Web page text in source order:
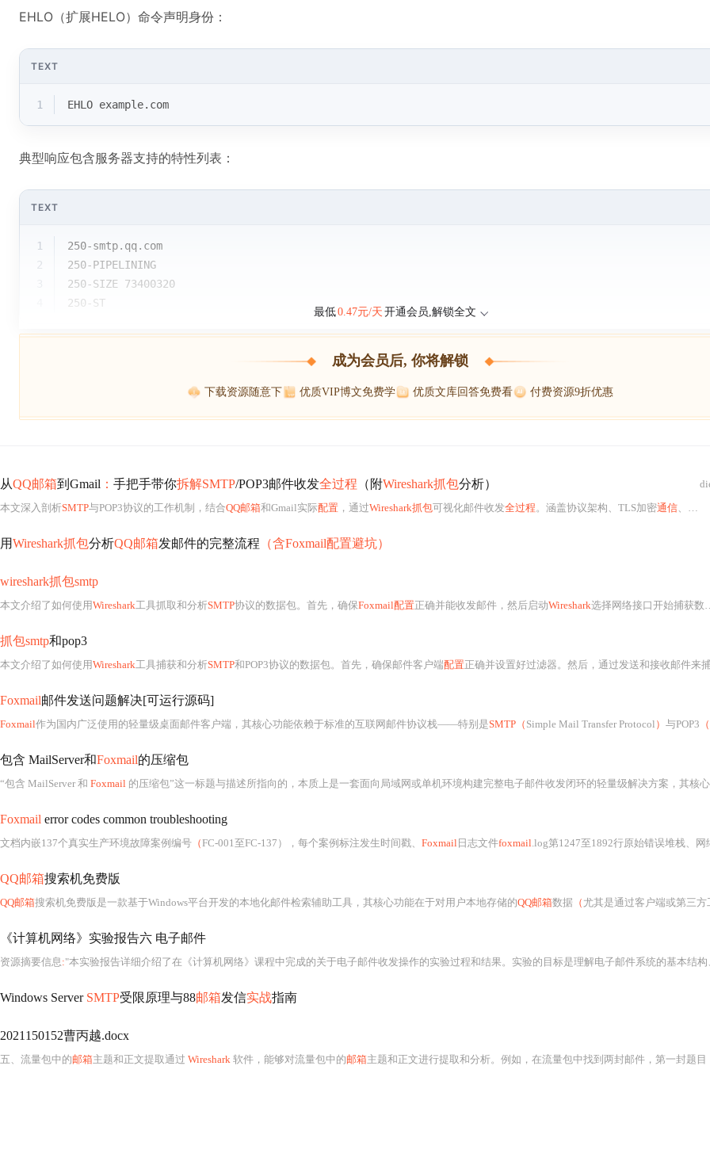
EHLO（扩展HELO）命令声明身份：
TEXT
1 EHLO example.com
典型响应包含服务器支持的特性列表：
TEXT
1
250-smtp.qq.com
2
250-PIPELINING
250-SIZE 73400320
250-ST
最低0.47元/天 开通会员,解锁全文
成为会员后, 你将解锁
下载资源随意下 优质VIP博文免费学 优质文库回答免费看 付费资源9折优惠
从QQ邮箱到Gmail ： 手把手带你拆解SMTP/POP3邮件收发全过程 （附Wireshark抓包分析）
本文深入剖析SMTP与POP3协议的工作机制，结合QQ邮箱和Gmail实际配置 ，通过Wireshark抓包可视化邮件收发全过程。涵盖协议架构、TLS加密通信、认证机制（
用Wireshark抓包分析QQ邮箱发邮件的完整流程 （含Foxmail配置避坑）
wireshark抓包smtp
本文介绍了如何使用Wireshark工具抓取和分析SMTP协议的数据包。首先，确保Foxmail配置正确并能收发邮件，然后启动Wireshark选择网络接口开始捕获数据包。通过设置过滤条件，专注于
抓包smtp和pop3
本文介绍了如何使用Wireshark工具捕获和分析SMTP和POP3协议的数据包。首先，确保邮件客户端配置正确并设置好过滤器。然后，通过发送和接收邮件来捕
Foxmail邮件发送问题解决[可运行源码]
Foxmail作为国内广泛使用的轻量级桌面邮件客户端，其核心功能依赖于标准的互联网邮件协议栈——特别是SMTP（ Simple Mail Transfer Protocol ） 与POP3 （
包含 MailServer和Foxmail的压缩包
“包含 MailServer 和 Foxmail 的压缩包”这一标题与描述所指向的，本质上是一套面向局域网或单机环境构建完整电子邮件收发闭环的轻量级解决方案，其核心由两大部
Foxmail error codes common troubleshooting
文档内嵌137个真实生产环境故障案例编号 （FC-001至FC-137），每个案例标注发生时间戳、 Foxmail 日志文件foxmail.log第1247至1892行原始错误堆栈、网
QQ邮箱搜索机免费版
QQ邮箱搜索机免费版是一款基于Windows平台开发的本地化邮件检索辅助工具，其核心功能在于对用户本地存储的QQ邮箱数据 （ 尤其是通过客户端或第三方工具
《计算机网络》实验报告六 电子邮件
资源摘要信息:"本实验报告详细介绍了在《计算机网络》课程中完成的关于电子邮件收发操作的实验过程和结果。实验的目标是理解电子邮件系统的基本结构、客户端与服务器端以及服务
Windows Server SMTP受限原理与88邮箱发信实战指南
2021150152曹丙越.docx
五、流量包中的邮箱主题和正文提取通过 Wireshark 软件，能够对流量包中的邮箱主题和正文进行提取和分析。例如，在流量包中找到两封邮件，第一封题目